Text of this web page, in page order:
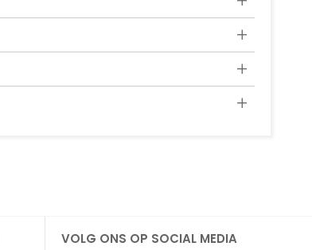
VOLG ONS OP SOCIAL MEDIA